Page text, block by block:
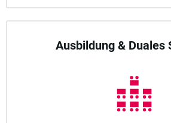
Ausbildung & Duales